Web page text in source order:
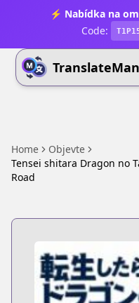
⚡ Nabídka na
Code:
Home
Objevte
Tensei shitara Dragon no
Road